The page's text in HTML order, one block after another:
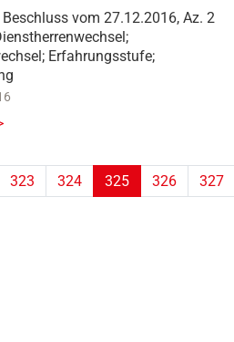
Beschluss vom 27.12.2016, Az. 2
Erfahrungsstufe;
323 324
325
326 327